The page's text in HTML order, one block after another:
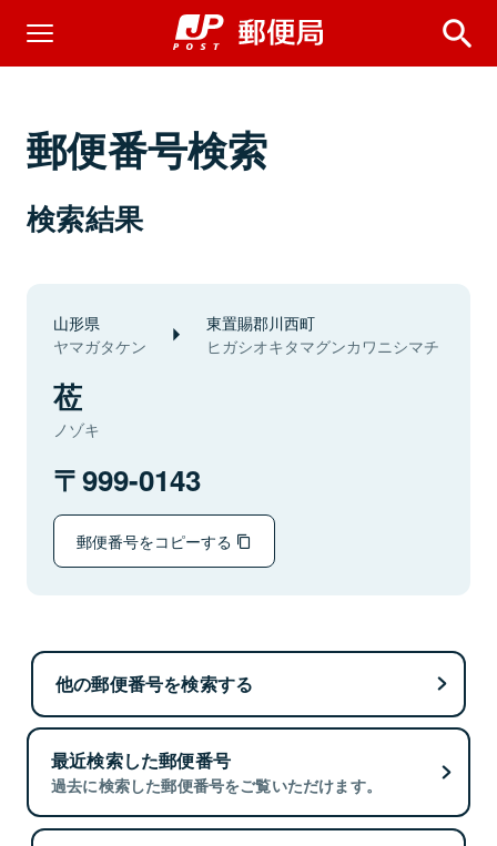
郵便番号検索
検索結果
山形県
ヤマガタケン
東置賜郡川西町
ヒガシオキタマグンカワニシマチ
莅
ノゾキ
999-0143
郵便番号をコピーする
他の郵便番号を検索する
最近検索した郵便番号
過去に検索した郵便番号をご覧いただけます。